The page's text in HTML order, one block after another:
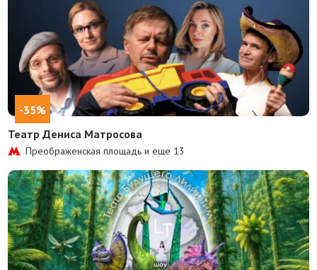
-35%
Театр Дениса Матросова
Преображенская площадь и еще 13